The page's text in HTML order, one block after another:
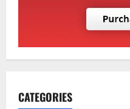
CATEGORIES